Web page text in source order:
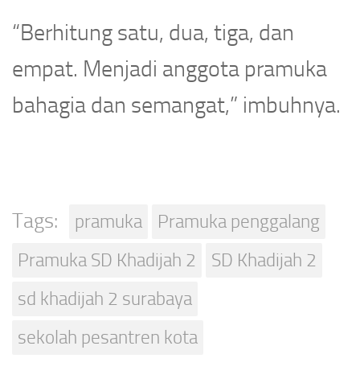
“Berhitung satu, dua, tiga, dan
empat. Menjadi anggota pramuka
bahagia dan semangat,” imbuhnya.
Tags: pramuka
Pramuka penggalang
Pramuka SD Khadijah 2
SD Khadijah 2
sd khadijah 2 surabaya
sekolah pesantren kota